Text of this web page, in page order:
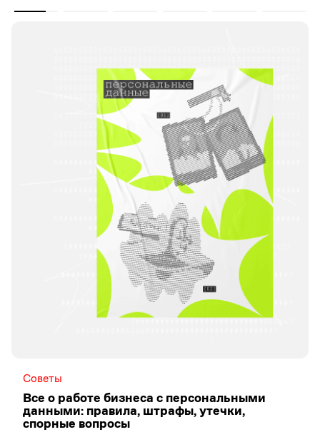
Советы
Все о работе бизнеса с персональными
данными: правила, штрафы, утечки,
спорные вопросы